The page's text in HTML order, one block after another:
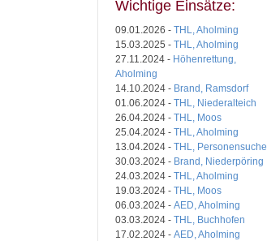
Wichtige Einsätze:
09.01.2026 - THL, Aholming
15.03.2025 - THL, Aholming
27.11.2024 - Höhenrettung,
Aholming
14.10.2024 - Brand, Ramsdorf
01.06.2024 - THL, Niederalteich
26.04.2024 - THL, Moos
25.04.2024 - THL, Aholming
13.04.2024 - THL, Personensuche
30.03.2024 - Brand, Niederpöring
24.03.2024 - THL, Aholming
19.03.2024 - THL, Moos
06.03.2024 - AED, Aholming
03.03.2024 - THL, Buchhofen
17.02.2024 - AED, Aholming